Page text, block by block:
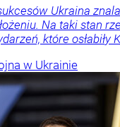
Ukraina
Na taki stan
które osłabiły
w Ukrainie